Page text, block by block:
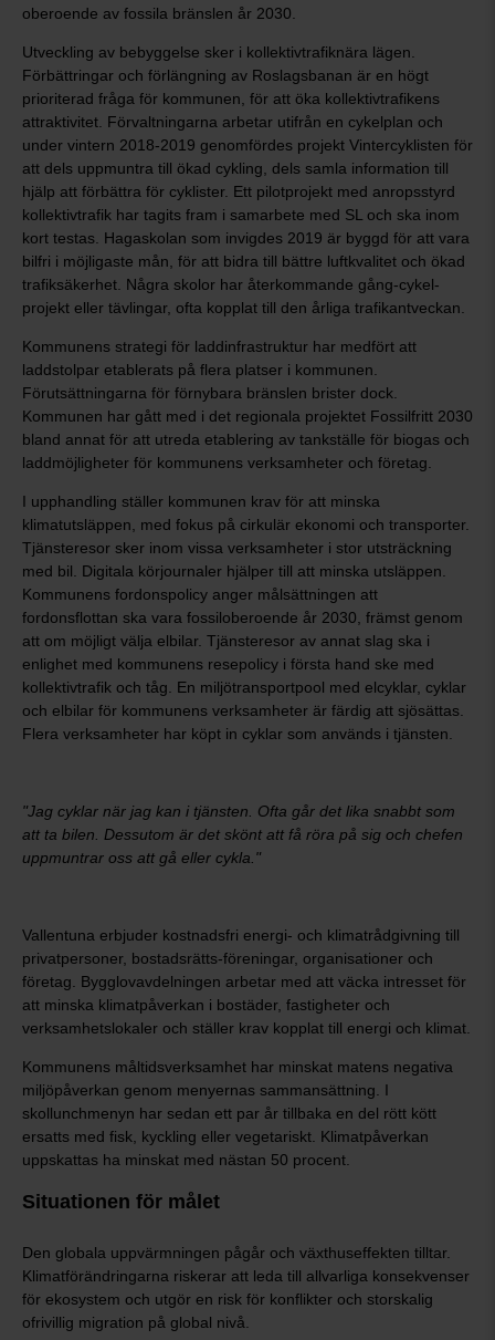
oberoende av fossila bränslen år 2030.
Utveckling av bebyggelse sker i kollektivtrafiknära lägen.
Förbättringar och förlängning av Roslagsbanan är en högt
prioriterad fråga för kommunen, för att öka kollektivtrafikens
attraktivitet. Förvaltningarna arbetar utifrån en cykelplan och
under vintern 2018-2019 genomfördes projekt Vintercyklisten för
att dels uppmuntra till ökad cykling, dels samla information till
hjälp att förbättra för cyklister. Ett pilotprojekt med anropsstyrd
kollektivtrafik har tagits fram i samarbete med SL och ska inom
kort testas. Hagaskolan som invigdes 2019 är byggd för att vara
bilfri i möjligaste mån, för att bidra till bättre luftkvalitet och ökad
trafiksäkerhet. Några skolor har återkommande gång-cykel-
projekt eller tävlingar, ofta kopplat till den årliga trafikantveckan.
Kommunens strategi för laddinfrastruktur har medfört att
laddstolpar etablerats på flera platser i kommunen.
Förutsättningarna för förnybara bränslen brister dock.
Kommunen har gått med i det regionala projektet Fossilfritt 2030
bland annat för att utreda etablering av tankställe för biogas och
laddmöjligheter för kommunens verksamheter och företag.
I upphandling ställer kommunen krav för att minska
klimatutsläppen, med fokus på cirkulär ekonomi och transporter.
Tjänsteresor sker inom vissa verksamheter i stor utsträckning
med bil. Digitala körjournaler hjälper till att minska utsläppen.
Kommunens fordonspolicy anger målsättningen att
fordonsflottan ska vara fossiloberoende år 2030, främst genom
att om möjligt välja elbilar. Tjänsteresor av annat slag ska i
enlighet med kommunens resepolicy i första hand ske med
kollektivtrafik och tåg. En miljötransportpool med elcyklar, cyklar
och elbilar för kommunens verksamheter är färdig att sjösättas.
Flera verksamheter har köpt in cyklar som används i tjänsten.
"Jag cyklar när jag kan i tjänsten. Ofta går det lika snabbt som
att ta bilen. Dessutom är det skönt att få röra på sig och chefen
uppmuntrar oss att gå eller cykla."
Vallentuna erbjuder kostnadsfri energi- och klimatrådgivning till
privatpersoner, bostadsrätts-föreningar, organisationer och
företag. Bygglovavdelningen arbetar med att väcka intresset för
att minska klimatpåverkan i bostäder, fastigheter och
verksamhetslokaler och ställer krav kopplat till energi och klimat.
Kommunens måltidsverksamhet har minskat matens negativa
miljöpåverkan genom menyernas sammansättning. I
skollunchmenyn har sedan ett par år tillbaka en del rött kött
ersatts med fisk, kyckling eller vegetariskt. Klimatpåverkan
uppskattas ha minskat med nästan 50 procent.
Situationen för målet
Den globala uppvärmningen pågår och växthuseffekten tilltar.
Klimatförändringarna riskerar att leda till allvarliga konsekvenser
för ekosystem och utgör en risk för konflikter och storskalig
ofrivillig migration på global nivå.